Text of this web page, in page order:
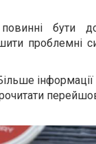
бути
проблемні
інформації